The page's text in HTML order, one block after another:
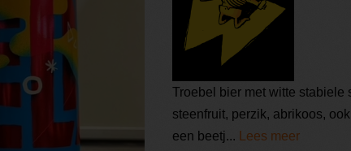
Troebel bier met witte stabiele
steenfruit, perzik, abrikoos,
een beetj... Lees meer